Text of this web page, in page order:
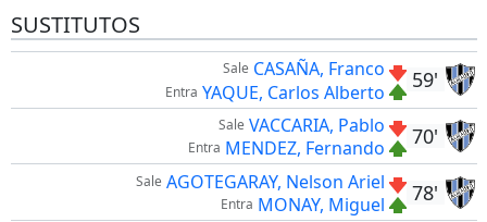
SUSTITUTOS
59'
Sale CASAÑA, Franco
Entra YAQUE, Carlos Alberto
70'
Sale VACCARIA, Pablo
Entra MENDEZ, Fernando
78'
Sale AGOTEGARAY, Nelson Ariel
Entra MONAY, Miguel